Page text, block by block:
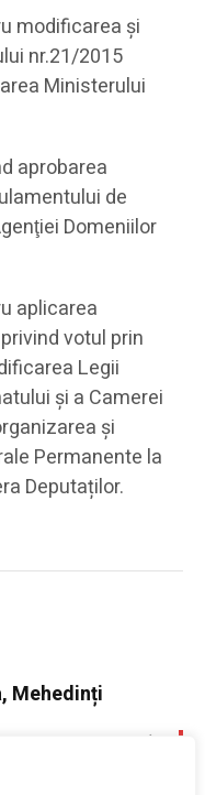
modificarea și
nr.21/2015
Ministerului
aprobarea
de
Domeniilor
aplicarea
votul prin
Legii
și a Camerei
și
Permanente la
Deputaților.
Mehedinți
Palatul Victoria